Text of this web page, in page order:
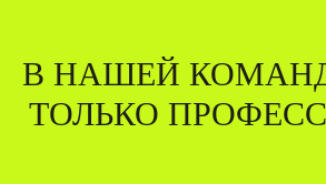
В НАШЕЙ
ТОЛЬКО